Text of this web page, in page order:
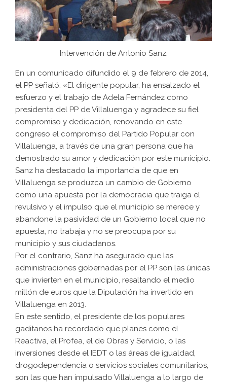
Intervención de Antonio Sanz.
En un comunicado difundido el 9 de febrero de 2014,
el PP señaló: «El dirigente popular, ha ensalzado el
esfuerzo y el trabajo de Adela Fernández como
presidenta del PP de Villaluenga y agradece su fiel
compromiso y dedicación, renovando en este
congreso el compromiso del Partido Popular con
Villaluenga, a través de una gran persona que ha
demostrado su amor y dedicación por este municipio.
Sanz ha destacado la importancia de que en
Villaluenga se produzca un cambio de Gobierno
como una apuesta por la democracia que traiga el
revulsivo y el impulso que el municipio se merece y
abandone la pasividad de un Gobierno local que no
apuesta, no trabaja y no se preocupa por su
municipio y sus ciudadanos.
Por el contrario, Sanz ha asegurado que las
administraciones gobernadas por el PP son las únicas
que invierten en el municipio, resaltando el medio
millón de euros que la Diputación ha invertido en
Villaluenga en 2013.
En este sentido, el presidente de los populares
gaditanos ha recordado que planes como el
Reactiva, el Profea, el de Obras y Servicio, o las
inversiones desde el IEDT o las áreas de igualdad,
drogodependencia o servicios sociales comunitarios,
son las que han impulsado Villaluenga a lo largo de